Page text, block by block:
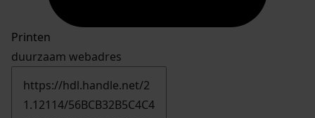
Printen
duurzaam webadres